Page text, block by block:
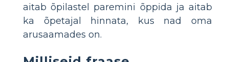
aitab õpilastel paremini õppida ja aitab
ka õpetajal hinnata, kus nad oma
arusaamades on.